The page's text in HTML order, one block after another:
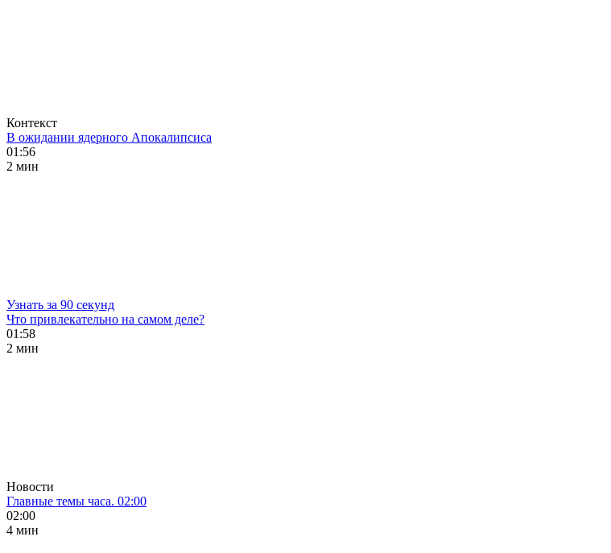
Контекст
В ожидании ядерного Апокалипсиса
01:56
2 мин
Узнать за 90 секунд
Что привлекательно на самом деле?
01:58
2 мин
Новости
Главные темы часа. 02:00
02:00
4 мин